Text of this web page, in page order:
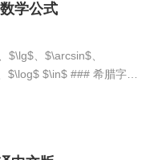
学公式
希腊字母 |